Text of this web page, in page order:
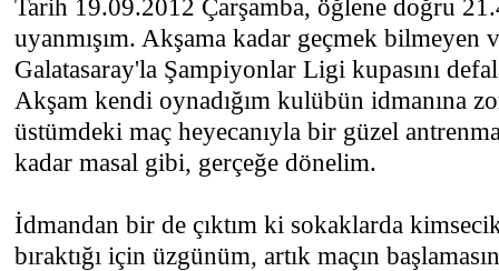
Tarih 19.09.2012 Çarşamba, öğlene doğru
uyanmışım. Akşama kadar geçmek bilmeyen
Galatasaray'la Şampiyonlar Ligi kupasını
Akşam kendi oynadığım kulübün idmanına
üstümdeki maç heyecanıyla bir güzel
kadar masal gibi, gerçeğe dönelim.
İdmandan bir de çıktım ki sokaklarda
bıraktığı için üzgünüm, artık maçın